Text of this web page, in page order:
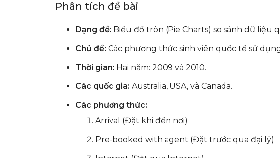
Phân tích đề bài
Dạng đề: Biểu đồ tròn (Pie Charts) so sánh dữ liệu
Chủ đề: Các phương thức sinh viên quốc tế sử
Thời gian: Hai năm: 2009 và 2010.
Các quốc gia: Australia, USA, và Canada.
Các phương thức:
Arrival (Đặt khi đến nơi)
Pre-booked with agent (Đặt trước qua đại lý)